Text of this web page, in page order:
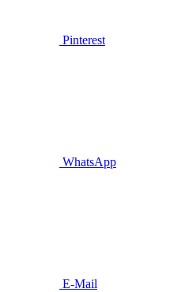
Pinterest
WhatsApp
E-Mail